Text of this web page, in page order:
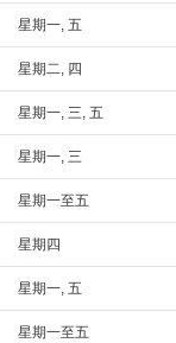
星期一, 五
星期二, 四
星期一, 三, 五
星期一, 三
星期一至五
星期四
星期一, 五
星期一至五